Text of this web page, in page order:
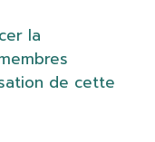
la
de cette